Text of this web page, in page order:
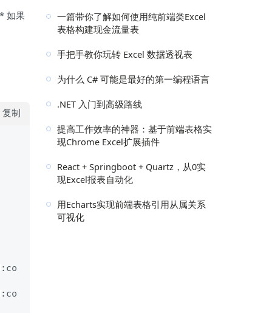
如果
复制
一篇带你了解如何使用纯前端类Excel
表格构建现金流量表
手把手教你玩转 Excel 数据透视表
为什么 C# 可能是最好的第一编程语言
.NET 入门到高级路线
提高工作效率的神器：基于前端表格实
现Chrome Excel扩展插件
React + Springboot + Quartz，从0实
现Excel报表自动化
用Echarts实现前端表格引用从属关系
可视化